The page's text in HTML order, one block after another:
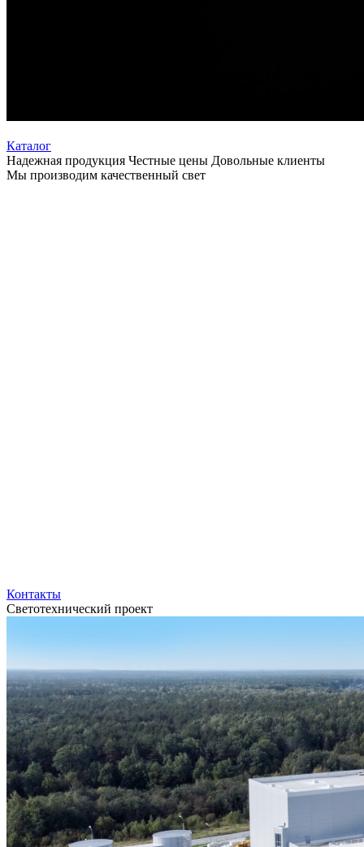
Каталог
Надежная продукция Честные цены Довольные клиенты
Мы производим качественный свет
Контакты
Светотехнический проект